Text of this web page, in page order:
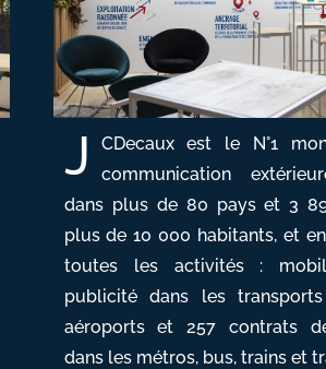
J
CDecaux est le N°1
communication
dans plus de 80 pays et 3
plus de 10 000 habitants, et
toutes les activités :
publicité dans les
aéroports et 257 contrats
dans les métros, bus, trains et